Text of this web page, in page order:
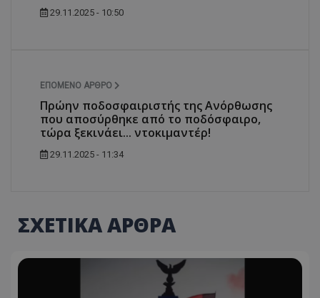
29.11.2025 - 10:50
ΕΠΌΜΕΝΟ ΆΡΘΡΟ
Πρώην ποδοσφαιριστής της Ανόρθωσης
που αποσύρθηκε από το ποδόσφαιρο,
τώρα ξεκινάει... ντοκιμαντέρ!
29.11.2025 - 11:34
ΣΧΕΤΙΚΑ ΑΡΘΡΑ